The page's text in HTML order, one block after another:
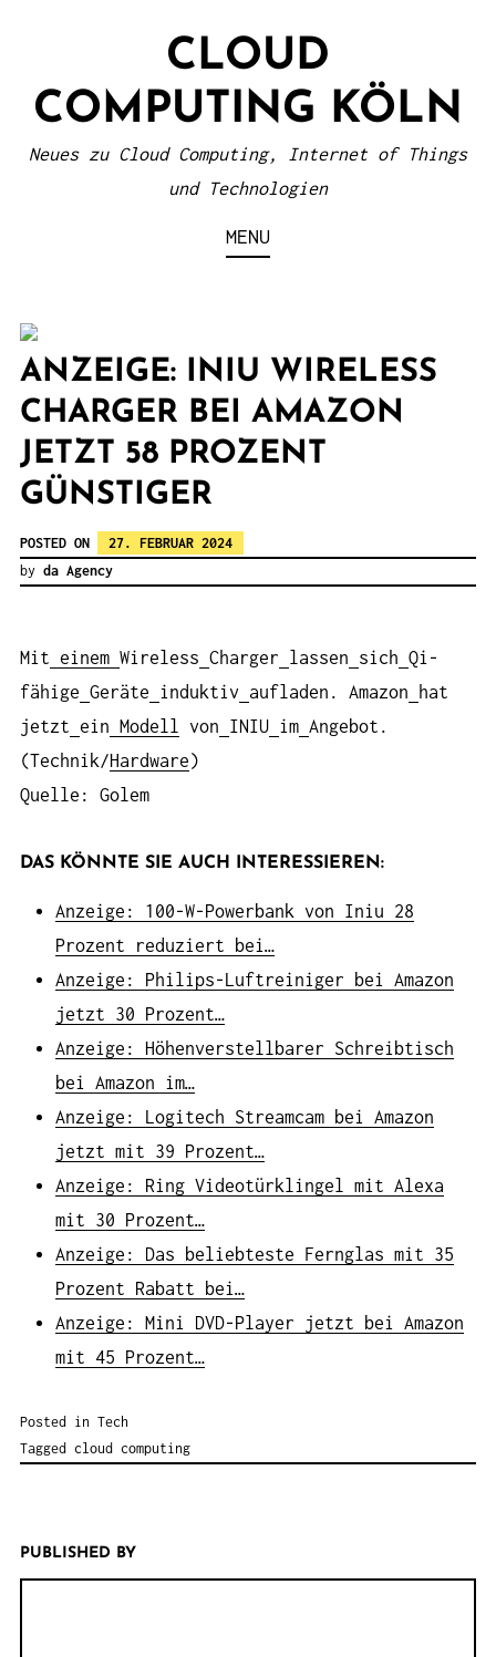
CLOUD
COMPUTING KÖLN
Neues zu Cloud Computing, Internet of Things
und Technologien
MENU
ANZEIGE: INIU WIRELESS
CHARGER BEI AMAZON
JETZT 58 PROZENT
GÜNSTIGER
POSTED ON
27. FEBRUAR 2024
by da Agency
Mit einem Wireless Charger lassen sich Qi-
fähige Geräte induktiv aufladen. Amazon
hat
jetzt ein Modell von INIU im Angebot.
(Technik/Hardware)
Quelle: Golem
DAS KÖNNTE SIE AUCH INTERESSIEREN:
Anzeige: 100-W-Powerbank von Iniu 28
Prozent reduziert bei…
Anzeige: Philips-Luftreiniger bei Amazon
jetzt 30 Prozent…
Anzeige: Höhenverstellbarer Schreibtisch
bei Amazon im…
Anzeige: Logitech Streamcam bei Amazon
jetzt mit 39 Prozent…
Anzeige: Ring Videotürklingel mit Alexa
mit 30 Prozent…
Anzeige: Das beliebteste Fernglas mit 35
Prozent Rabatt bei…
Anzeige: Mini DVD-Player jetzt bei Amazon
mit 45 Prozent…
Posted in Tech
Tagged cloud computing
PUBLISHED BY